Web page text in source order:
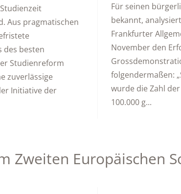
Aus pragmatischen
des besten
Studienreform
zuverlässige
Initiative der
Für seinen
bekannt,
Frankfurter
November den
folgendermaßen:
wurde die Zahl
100.000 g...
Zweiten Europäischen